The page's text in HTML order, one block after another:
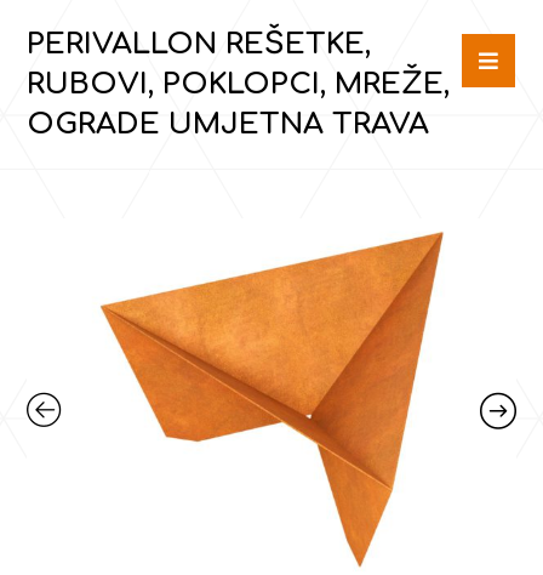
PERIVALLON REŠETKE,
RUBOVI, POKLOPCI, MREŽE,
OGRADE UMJETNA TRAVA